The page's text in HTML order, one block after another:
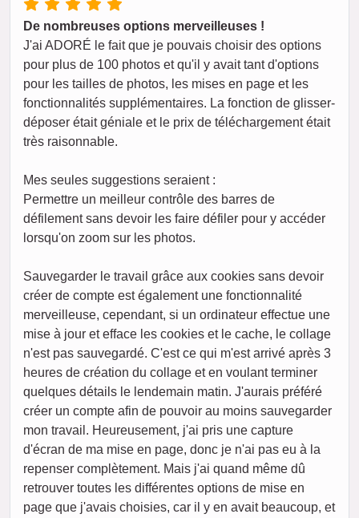
De nombreuses options merveilleuses !
J'ai ADORÉ le fait que je pouvais choisir des options
pour plus de 100 photos et qu'il y avait tant d'options
pour les tailles de photos, les mises en page et les
fonctionnalités supplémentaires. La fonction de glisser-
déposer était géniale et le prix de téléchargement était
très raisonnable.
Mes seules suggestions seraient :
Permettre un meilleur contrôle des barres de
défilement sans devoir les faire défiler pour y accéder
lorsqu'on zoom sur les photos.
Sauvegarder le travail grâce aux cookies sans devoir
créer de compte est également une fonctionnalité
merveilleuse, cependant, si un ordinateur effectue une
mise à jour et efface les cookies et le cache, le collage
n'est pas sauvegardé. C'est ce qui m'est arrivé après 3
heures de création du collage et en voulant terminer
quelques détails le lendemain matin. J'aurais préféré
créer un compte afin de pouvoir au moins sauvegarder
mon travail. Heureusement, j'ai pris une capture
d'écran de ma mise en page, donc je n'ai pas eu à la
repenser complètement. Mais j'ai quand même dû
retrouver toutes les différentes options de mise en
page que j'avais choisies, car il y en avait beaucoup, et